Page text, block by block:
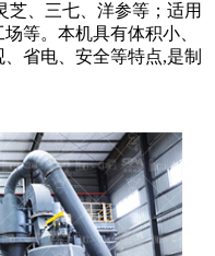
芝、三七、洋参等；适用
等。本机具有体积小、
省电、安全等特点,是制